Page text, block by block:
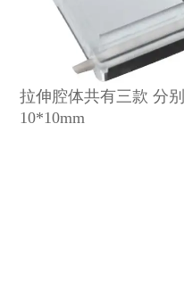
拉伸腔体共有三款 分
10*10mm